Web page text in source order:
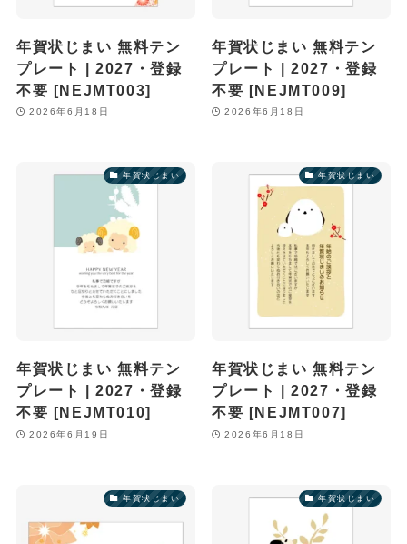
年賀状じまい 無料テン
プレート | 2027・登録
不要 [NEJMT003]
2026年6月18日
年賀状じまい 無料テン
プレート | 2027・登録
不要 [NEJMT009]
2026年6月18日
年賀状じまい
年賀状じまい 無料テン
プレート | 2027・登録
不要 [NEJMT010]
2026年6月19日
年賀状じまい
年賀状じまい 無料テン
プレート | 2027・登録
不要 [NEJMT007]
2026年6月18日
年賀状じまい 年賀状じまい